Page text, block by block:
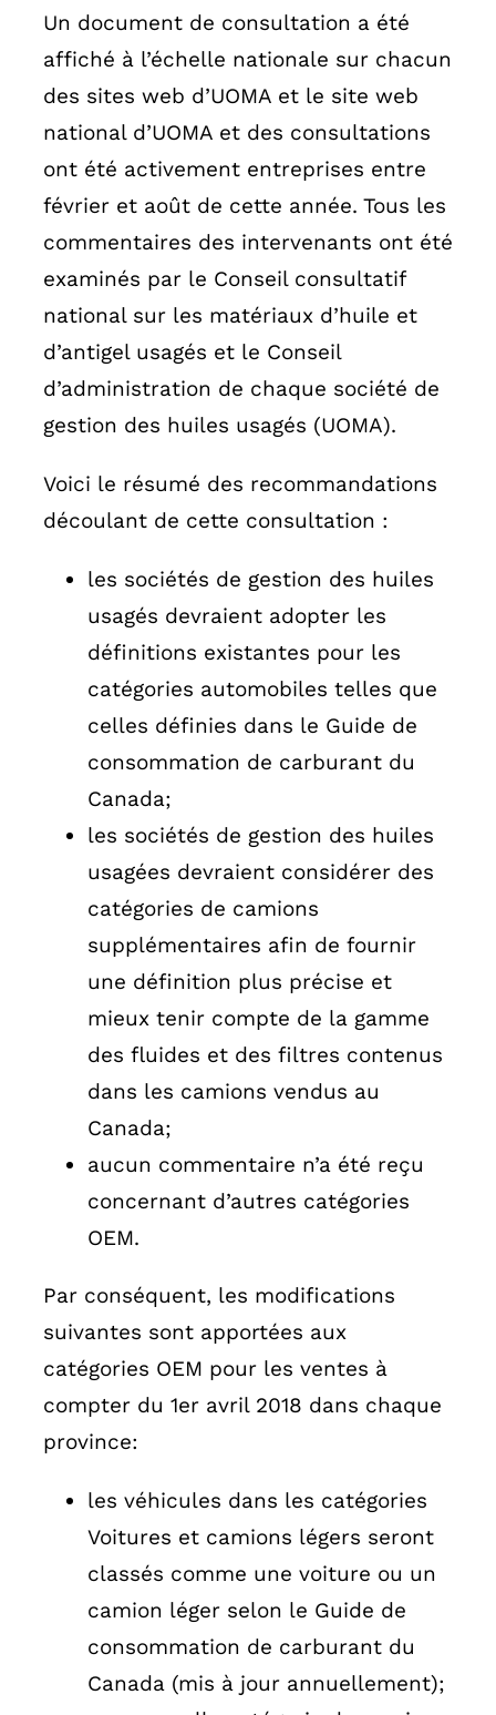
Un document de consultation a été
affiché à l’échelle nationale sur chacun
des sites web d’UOMA et le site web
national d’UOMA et des consultations
ont été activement entreprises entre
février et août de cette année. Tous les
commentaires des intervenants ont été
examinés par le Conseil consultatif
national sur les matériaux d’huile et
d’antigel usagés et le Conseil
d’administration de chaque société de
gestion des huiles usagés (UOMA).
Voici le résumé des recommandations
découlant de cette consultation :
les sociétés de gestion des huiles
usagés devraient adopter les
définitions existantes pour les
catégories automobiles telles que
celles définies dans le Guide de
consommation de carburant du
Canada;
les sociétés de gestion des huiles
usagées devraient considérer des
catégories de camions
supplémentaires afin de fournir
une définition plus précise et
mieux tenir compte de la gamme
des fluides et des filtres contenus
dans les camions vendus au
Canada;
aucun commentaire n’a été reçu
concernant d’autres catégories
OEM.
Par conséquent, les modifications
suivantes sont apportées aux
catégories OEM pour les ventes à
compter du 1er avril 2018 dans chaque
province:
les véhicules dans les catégories
Voitures et camions légers seront
classés comme une voiture ou un
camion léger selon le Guide de
consommation de carburant du
Canada (mis à jour annuellement);